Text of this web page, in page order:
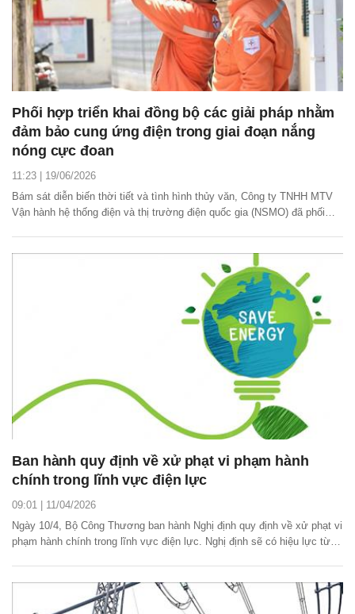
Phối hợp triển khai đồng bộ các giải pháp nhằm
đảm bảo cung ứng điện trong giai đoạn nắng
nóng cực đoan
11:23 | 19/06/2026
Bám sát diễn biến thời tiết và tình hình thủy văn, Công ty TNHH MTV
Vận hành hệ thống điện và thị trường điện quốc gia (NSMO) đã phối
Ban hành quy định về xử phạt vi phạm hành
chính trong lĩnh vực điện lực
09:01 | 11/04/2026
Ngày 10/4, Bộ Công Thương ban hành Nghị định quy định về xử phạt vi
phạm hành chính trong lĩnh vực điện lực. Nghị định sẽ có hiệu lực từ